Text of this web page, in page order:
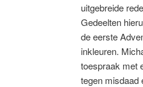
uitgebreide
Gedeelten
de eerste
inkleuren.
toespraak met
tegen misdaad